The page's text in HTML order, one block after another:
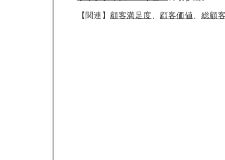
【関連】 顧客満足度 顧客価値 総顧